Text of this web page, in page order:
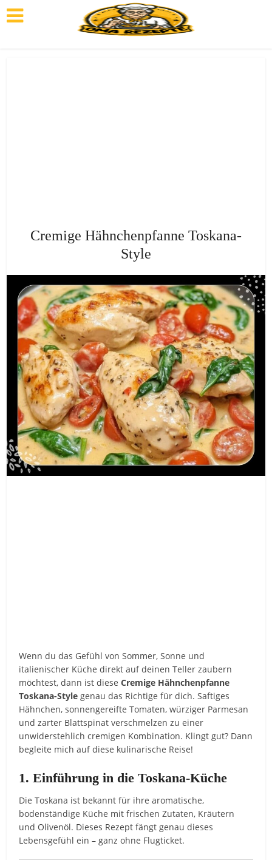
Cremige Hähnchenpfanne Toskana-
Style
Wenn du das Gefühl von Sommer, Sonne und
italienischer Küche direkt auf deinen Teller zaubern
möchtest, dann ist dieseCremige Hähnchenpfanne
Toskana-Style genau das Richtige für dich. Saftiges
Hähnchen, sonnengereifte Tomaten, würziger Parmesan
und zarter Blattspinat verschmelzen zu einer
unwiderstehlich cremigen Kombination. Klingt gut? Dann
begleite mich auf diese kulinarische Reise!
1. Einführung in die Toskana-Küche
Die Toskana ist bekannt für ihre aromatische,
bodenständige Küche mit frischen Zutaten, Kräutern
und Olivenöl. Dieses Rezept fängt genau dieses
Lebensgefühl ein – ganz ohne Flugticket.